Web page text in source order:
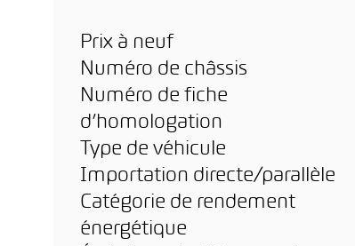
Prix à neuf
Numéro de châssis
Numéro de fiche
d’homologation
Type de véhicule
Importation directe/parallèle
Catégorie de rendement
énergétique